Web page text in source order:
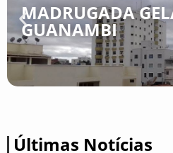
MADRUGADA
GUANAMBI
Últimas Notícias